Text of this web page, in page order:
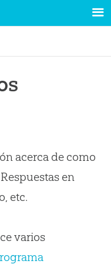
acerca de como
en
etc.
varios